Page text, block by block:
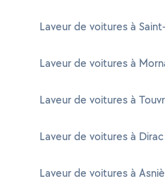
Laveur de voitures à
Laveur de voitures à
Laveur de voitures à
Laveur de voitures à Dirac
Laveur de voitures à